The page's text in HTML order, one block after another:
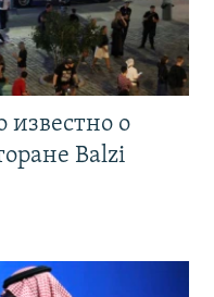
известно о
Balzi